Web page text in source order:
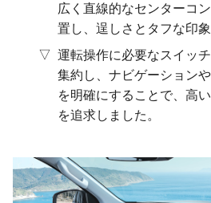
広く直線的なセンターコ
置し、逞しさとタフな印
運転操作に必要なスイッ
集約し、ナビゲーション
を明確にすることで、高
を追求しました。